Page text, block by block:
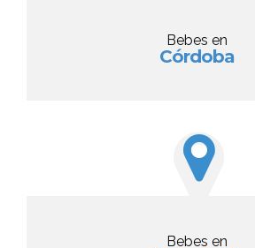
Bebes en
Córdoba
Bebes en